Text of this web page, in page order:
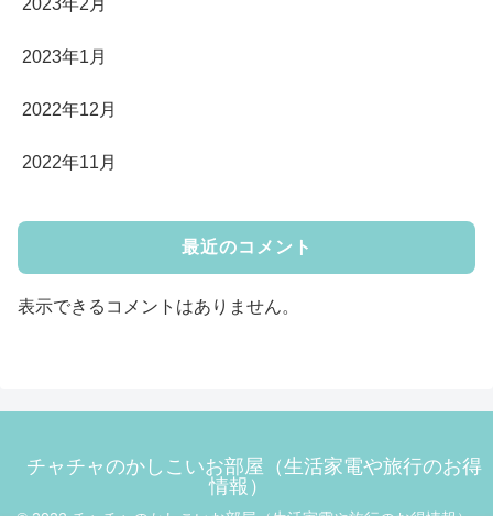
2023年2月
2023年1月
2022年12月
2022年11月
最近のコメント
表示できるコメントはありません。
チャチャのかしこいお部屋（生活家電や旅行のお得
情報）